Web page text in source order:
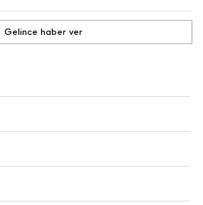
Gelince haber ver